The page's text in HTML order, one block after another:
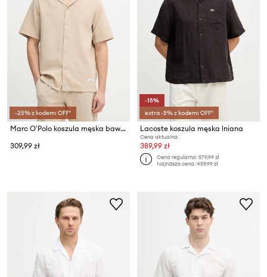
-25% z kodem: OFF*
Marc O'Polo koszula męska bawełniana
309,99 zł
-15%
extra -5% z kodem: OFF*
Lacoste koszula męska lniana
Cena aktualna:
389,99 zł
Cena regularna:579,99 zł
Najniższa cena:459,99 zł